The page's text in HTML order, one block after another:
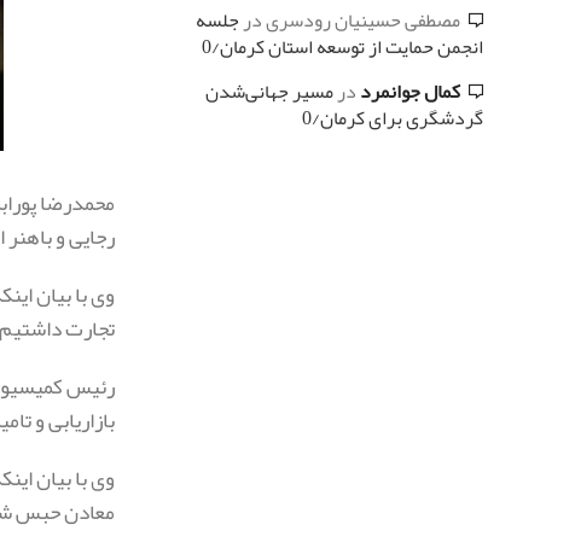
محمدرضا
رجایی و
وی با بیان
تجارت
رئیس
بازاریابی و
وی با بیان
معادن حبس
مصطفی حسینیان رودسریدرجلسه
انجمن حمایت از توسعه استان کرمان/0
کمال جوانمرددرمسیر جهانی‌شدن
گردشگری برای کرمان/0